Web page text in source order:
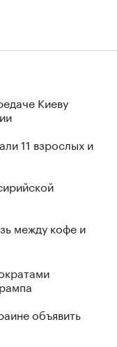
Киеву
11 взрослых и
между кофе и
объявить